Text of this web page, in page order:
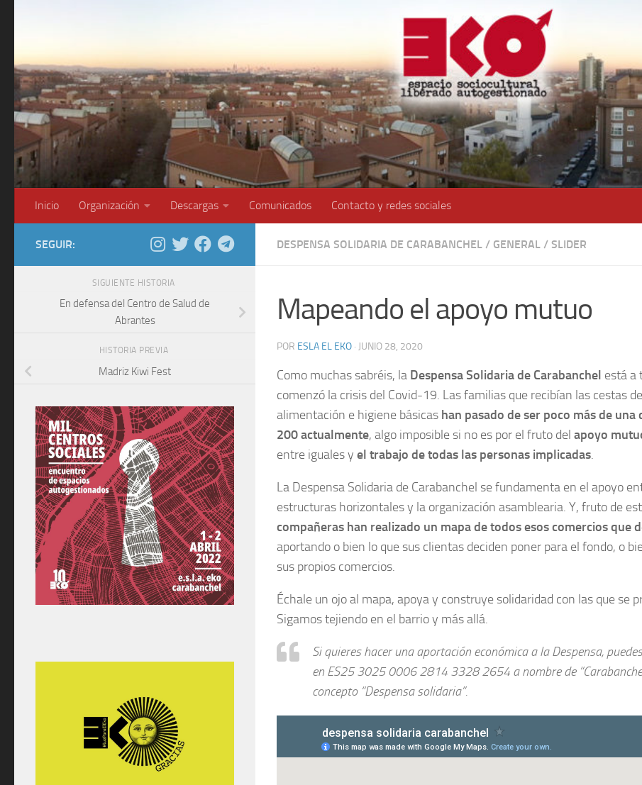
Inicio Organización Descargas Comunicados Contacto y redes sociales
DESPENSA SOLIDARIA DE CARABANCHEL / GENERAL / SLIDER
Mapeando el apoyo mutuo
POR ESLA EL EKO · JUNIO 28, 2020
Como muchas sabréis, la Despensa Solidaria de Carabanchel está a
comenzó la crisis del Covid-19. Las familias que recibían las cestas
alimentación e higiene básicas han pasado de ser poco más de una
200 actualmente, algo imposible si no es por el fruto del apoyo
entre iguales y el trabajo de todas las personas implicadas.
La Despensa Solidaria de Carabanchel se fundamenta en el apoyo
estructuras horizontales y la organización asamblearia. Y, fruto de
compañeras han realizado un mapa de todos esos comercios que
aportando o bien lo que sus clientas deciden poner para el fondo, o
sus propios comercios.
Échale un ojo al mapa, apoya y construye solidaridad con las que se
Sigamos tejiendo en el barrio y más allá.
Si quieres hacer una aportación económica a la Despensa,
en ES25 3025 0006 2814 3328 2654 a nombre de
concepto “Despensa solidaria”.
SEGUIR:
SIGUIENTE HISTORIA
En defensa del Centro de Salud de
Abrantes
HISTORIA PREVIA
Madriz Kiwi Fest